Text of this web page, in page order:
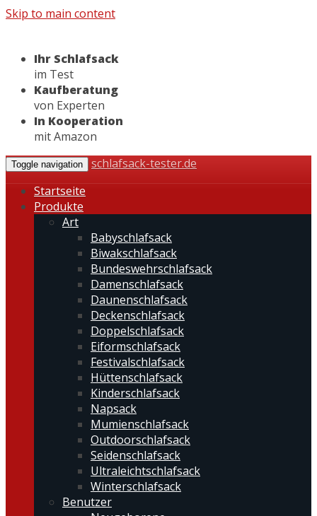
Skip to main content
Ihr Schlafsack
im Test
Kaufberatung
von Experten
In Kooperation
mit Amazon
Toggle navigation
schlafsack-tester.de
Startseite
Produkte
Art
Babyschlafsack
Biwakschlafsack
Bundeswehrschlafsack
Damenschlafsack
Daunenschlafsack
Deckenschlafsack
Doppelschlafsack
Eiformschlafsack
Festivalschlafsack
Hüttenschlafsack
Kinderschlafsack
Napsack
Mumienschlafsack
Outdoorschlafsack
Seidenschlafsack
Ultraleichtschlafsack
Winterschlafsack
Benutzer